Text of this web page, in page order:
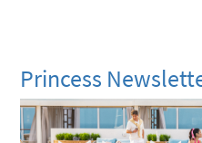
Princess